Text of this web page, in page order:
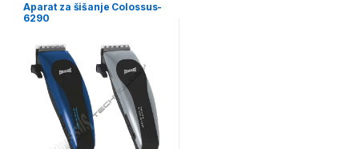
Aparat za šišanje Colossus-
6290